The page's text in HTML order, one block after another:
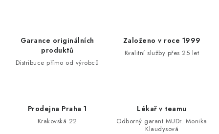
Garance originálních
produktů
Distribuce přímo od výrobců
Založeno v roce 1999
Kvalitní služby přes 25 let
Prodejna Praha 1
Krakovská 22
Lékař v teamu
Odborný garant MUDr. Monika
Klaudysová